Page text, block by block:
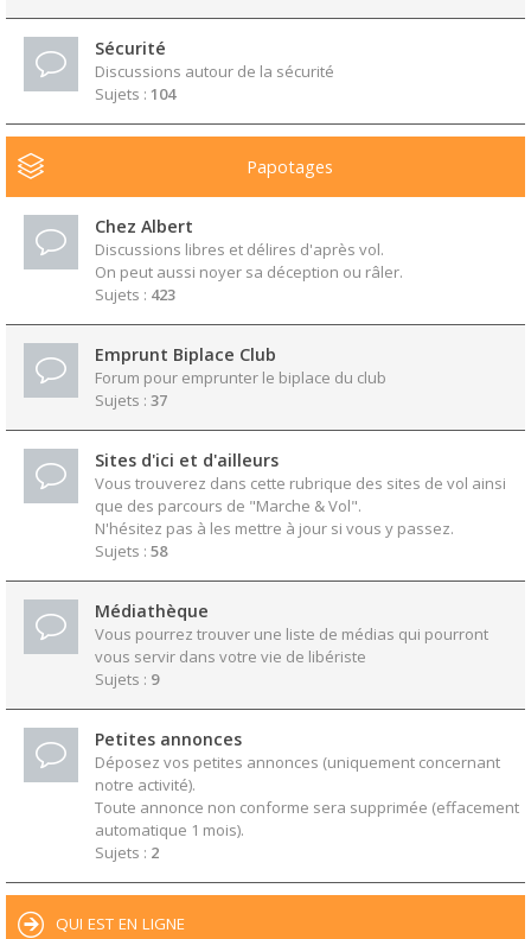
Sécurité
Discussions autour de la sécurité
Sujets : 104
Papotages
Chez Albert
Discussions libres et délires d'après vol.
On peut aussi noyer sa déception ou râler.
Sujets : 423
Emprunt Biplace Club
Forum pour emprunter le biplace du club
Sujets : 37
Sites d'ici et d'ailleurs
Vous trouverez dans cette rubrique des sites de vol ainsi
que des parcours de "Marche & Vol".
N'hésitez pas à les mettre à jour si vous y passez.
Sujets : 58
Médiathèque
Vous pourrez trouver une liste de médias qui pourront
vous servir dans votre vie de libériste
Sujets : 9
Petites annonces
Déposez vos petites annonces (uniquement concernant
notre activité).
Toute annonce non conforme sera supprimée (effacement
automatique 1 mois).
Sujets : 2
QUI EST EN LIGNE